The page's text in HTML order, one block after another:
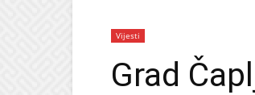
Vijesti
Grad